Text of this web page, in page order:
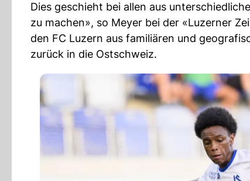
Dies geschieht bei allen aus
zu machen», so Meyer bei der «Luzerner
den FC Luzern aus familiären und
zurück in die Ostschweiz.